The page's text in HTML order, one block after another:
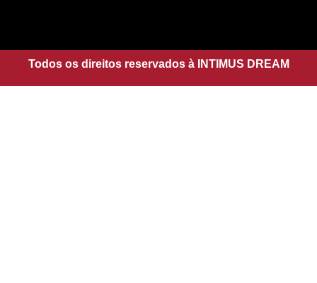
r
a
m
p
p
Todos os direitos reservados à INTIMUS DREAM